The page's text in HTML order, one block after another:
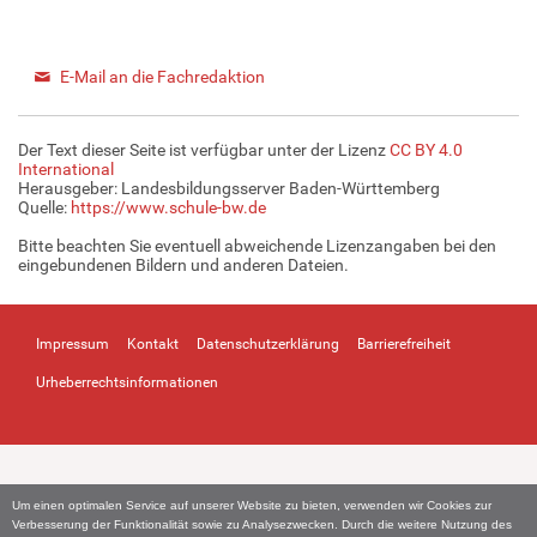
Um einen optimalen Service auf unserer Website zu bieten, verwenden wir Cookies zur
Verbesserung der Funktionalität sowie zu Analysezwecken. Durch die weitere Nutzung des
E-Mail an die Fachredaktion
Der Text dieser Seite ist verfügbar unter der LizenzCC BY 4.0
International
Herausgeber: Landesbildungsserver Baden-Württemberg
Quelle: https://www.schule-bw.de
Bitte beachten Sie eventuell abweichende Lizenzangaben bei den
eingebundenen Bildern und anderen Dateien.
Impressum Kontakt Datenschutzerklärung Barrierefreiheit
Urheberrechtsinformationen